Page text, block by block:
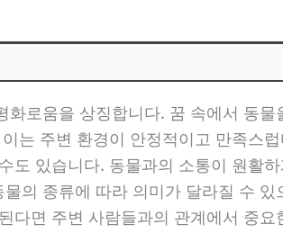
화로움을 상징합니다. 꿈 속에서 동
는 주변 환경이 안정적이고 만족스
도 있습니다. 동물과의 소통이 원활
의 종류에 따라 의미가 달라질 수
다면 주변 사람들과의 관계에서 중